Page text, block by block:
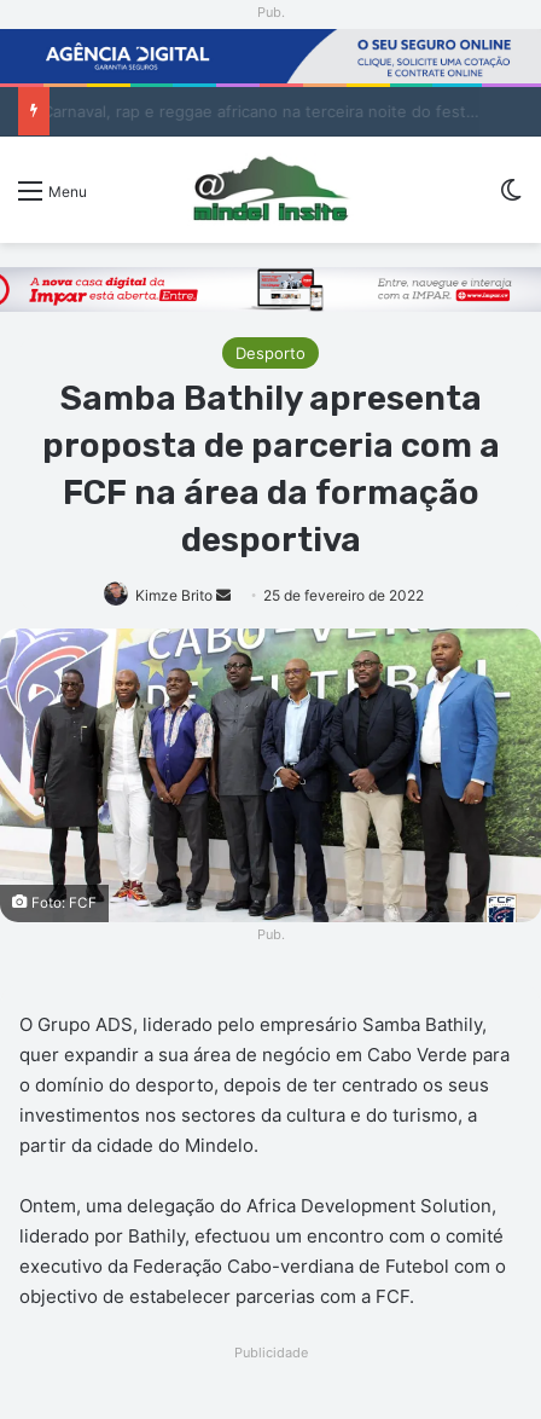
Pub.
Menu
Desporto
Samba Bathily apresenta
proposta de parceria com a
FCF na área da formação
desportiva
Kimze Brito
Mande
e-
mail
25 de fevereiro de 2022
Foto: FCF
Pub.
O Grupo ADS, liderado pelo empresário Samba Bathily,
quer expandir a sua área de negócio em Cabo Verde para
o domínio do desporto, depois de ter centrado os seus
investimentos nos sectores da cultura e do turismo, a
partir da cidade do Mindelo.
Ontem, uma delegação do Africa Development Solution,
liderado por Bathily, efectuou um encontro com o comité
executivo da Federação Cabo-verdiana de Futebol com o
objectivo de estabelecer parcerias com a FCF.
Publicidade